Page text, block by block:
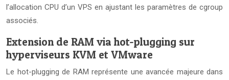
l’allocation CPU d’un VPS en ajustant les paramètres de cgroup
associés.
Extension de RAM via hot-plugging sur
hyperviseurs KVM et VMware
Le hot-plugging de RAM représente une avancée majeure dans